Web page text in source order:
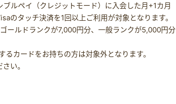
ルペイ（クレジットモード）に入会した月+1カ月
のタッチ決済を1回以上ご利用が対象となります。
ールドランクが7,000円分、一般ランクが5,000円分
カードをお持ちの方は対象外となります。
い。